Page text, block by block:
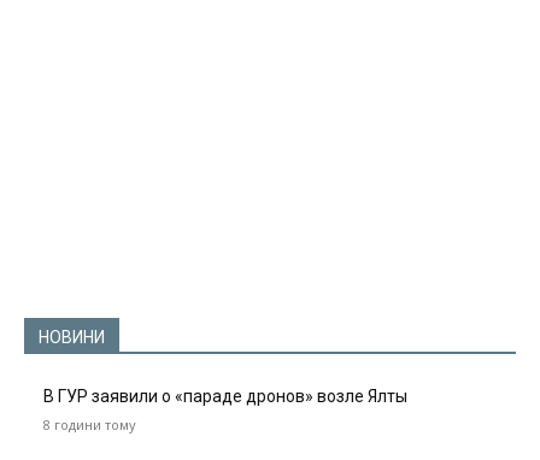
НОВИНИ
В ГУР заявили о «параде дронов» возле Ялты
8 години тому